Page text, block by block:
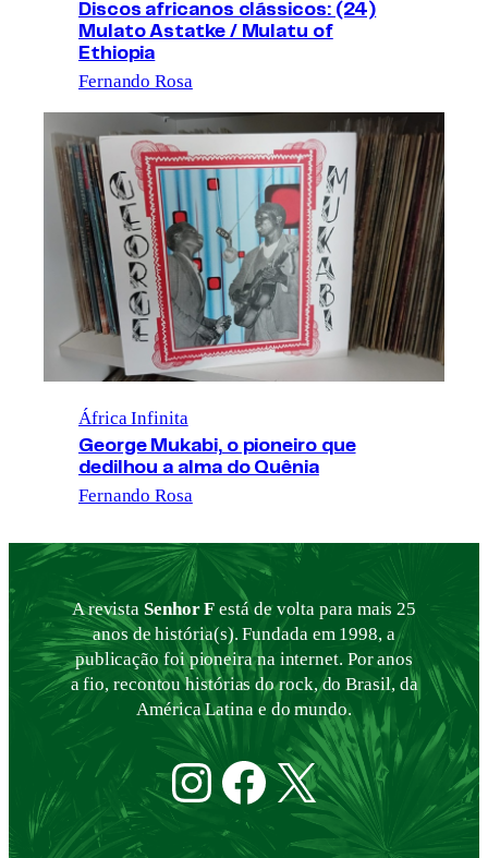
Discos africanos clássicos: (24)
Mulato Astatke / Mulatu of
Ethiopia
Fernando Rosa
África Infinita
George Mukabi, o pioneiro que
dedilhou a alma do Quênia
Fernando Rosa
A revistaSenhor F está de volta para mais 25
anos de história(s). Fundada em 1998, a
publicação foi pioneira na internet. Por anos
a fio, recontou histórias do rock, do Brasil, da
América Latina e do mundo.
Instagram
Facebook
Twitter